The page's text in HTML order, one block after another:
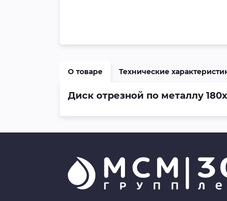
О товаре Технические
Диск отрезной по металлу